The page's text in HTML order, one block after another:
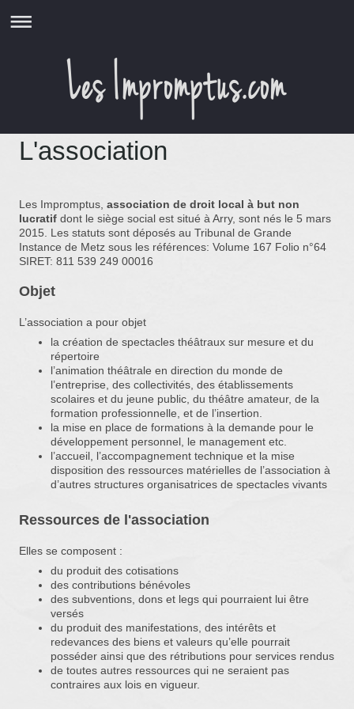
L'association
Les Impromptus, association de droit local à but non
lucratif dont le siège social est situé à Arry, sont nés le 5 mars
2015. Les statuts sont déposés au Tribunal de Grande
Instance de Metz sous les références: Volume 167 Folio n°64
SIRET: 811 539 249 00016
Objet
L’association a pour objet
la création de spectacles théâtraux sur mesure et du
répertoire
l’animation théâtrale en direction du monde de
l’entreprise, des collectivités, des établissements
scolaires et du jeune public, du théâtre amateur, de la
formation professionnelle, et de l’insertion.
la mise en place de formations à la demande pour le
développement personnel, le management etc.
l’accueil, l’accompagnement technique et la mise
disposition des ressources matérielles de l’association à
d’autres structures organisatrices de spectacles vivants
Ressources de l'association
Elles se composent :
du produit des cotisations
des contributions bénévoles
des subventions, dons et legs qui pourraient lui être
versés
du produit des manifestations, des intérêts et
redevances des biens et valeurs qu’elle pourrait
posséder ainsi que des rétributions pour services rendus
de toutes autres ressources qui ne seraient pas
contraires aux lois en vigueur.